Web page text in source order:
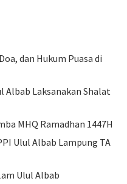
dan Hukum Puasa di
Albab Laksanakan Shalat
MHQ Ramadhan 1447H
Ulul Albab Lampung TA
Ulul Albab